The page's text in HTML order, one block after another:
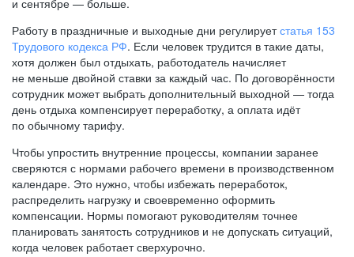
и сентябре — больше.
Работу в праздничные и выходные дни регулируетстатья 153
Трудового кодекса РФ. Если человек трудится в такие даты,
хотя должен был отдыхать, работодатель начисляет
не меньше двойной ставки за каждый час. По договорённости
сотрудник может выбрать дополнительный выходной — тогда
день отдыха компенсирует переработку, а оплата идёт
по обычному тарифу.
Чтобы упростить внутренние процессы, компании заранее
сверяются с нормами рабочего времени в производственном
календаре. Это нужно, чтобы избежать переработок,
распределить нагрузку и своевременно оформить
компенсации. Нормы помогают руководителям точнее
планировать занятость сотрудников и не допускать ситуаций,
когда человек работает сверхурочно.